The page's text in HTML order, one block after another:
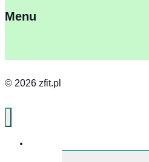
Menu
© 2026 zfit.pl